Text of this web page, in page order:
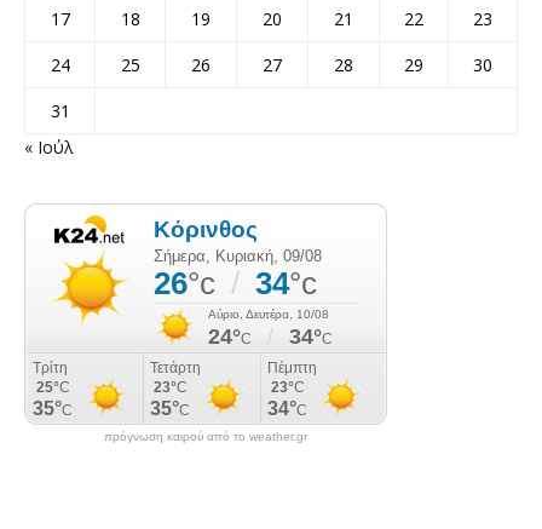
17
18 19 20 21 22
23
24
25 26 27 28 29
30
31
« Ιούλ
πρόγνωση καιρού από το weather.gr